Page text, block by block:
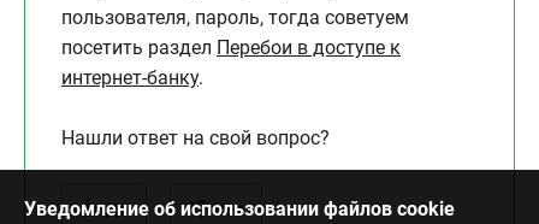
пользователя, пароль, тогда советуем
посетить раздел Перебои в доступе к
интернет-банку.
Нашли ответ на свой вопрос?
Да Нет
Уведомление об использовании файлов cookie